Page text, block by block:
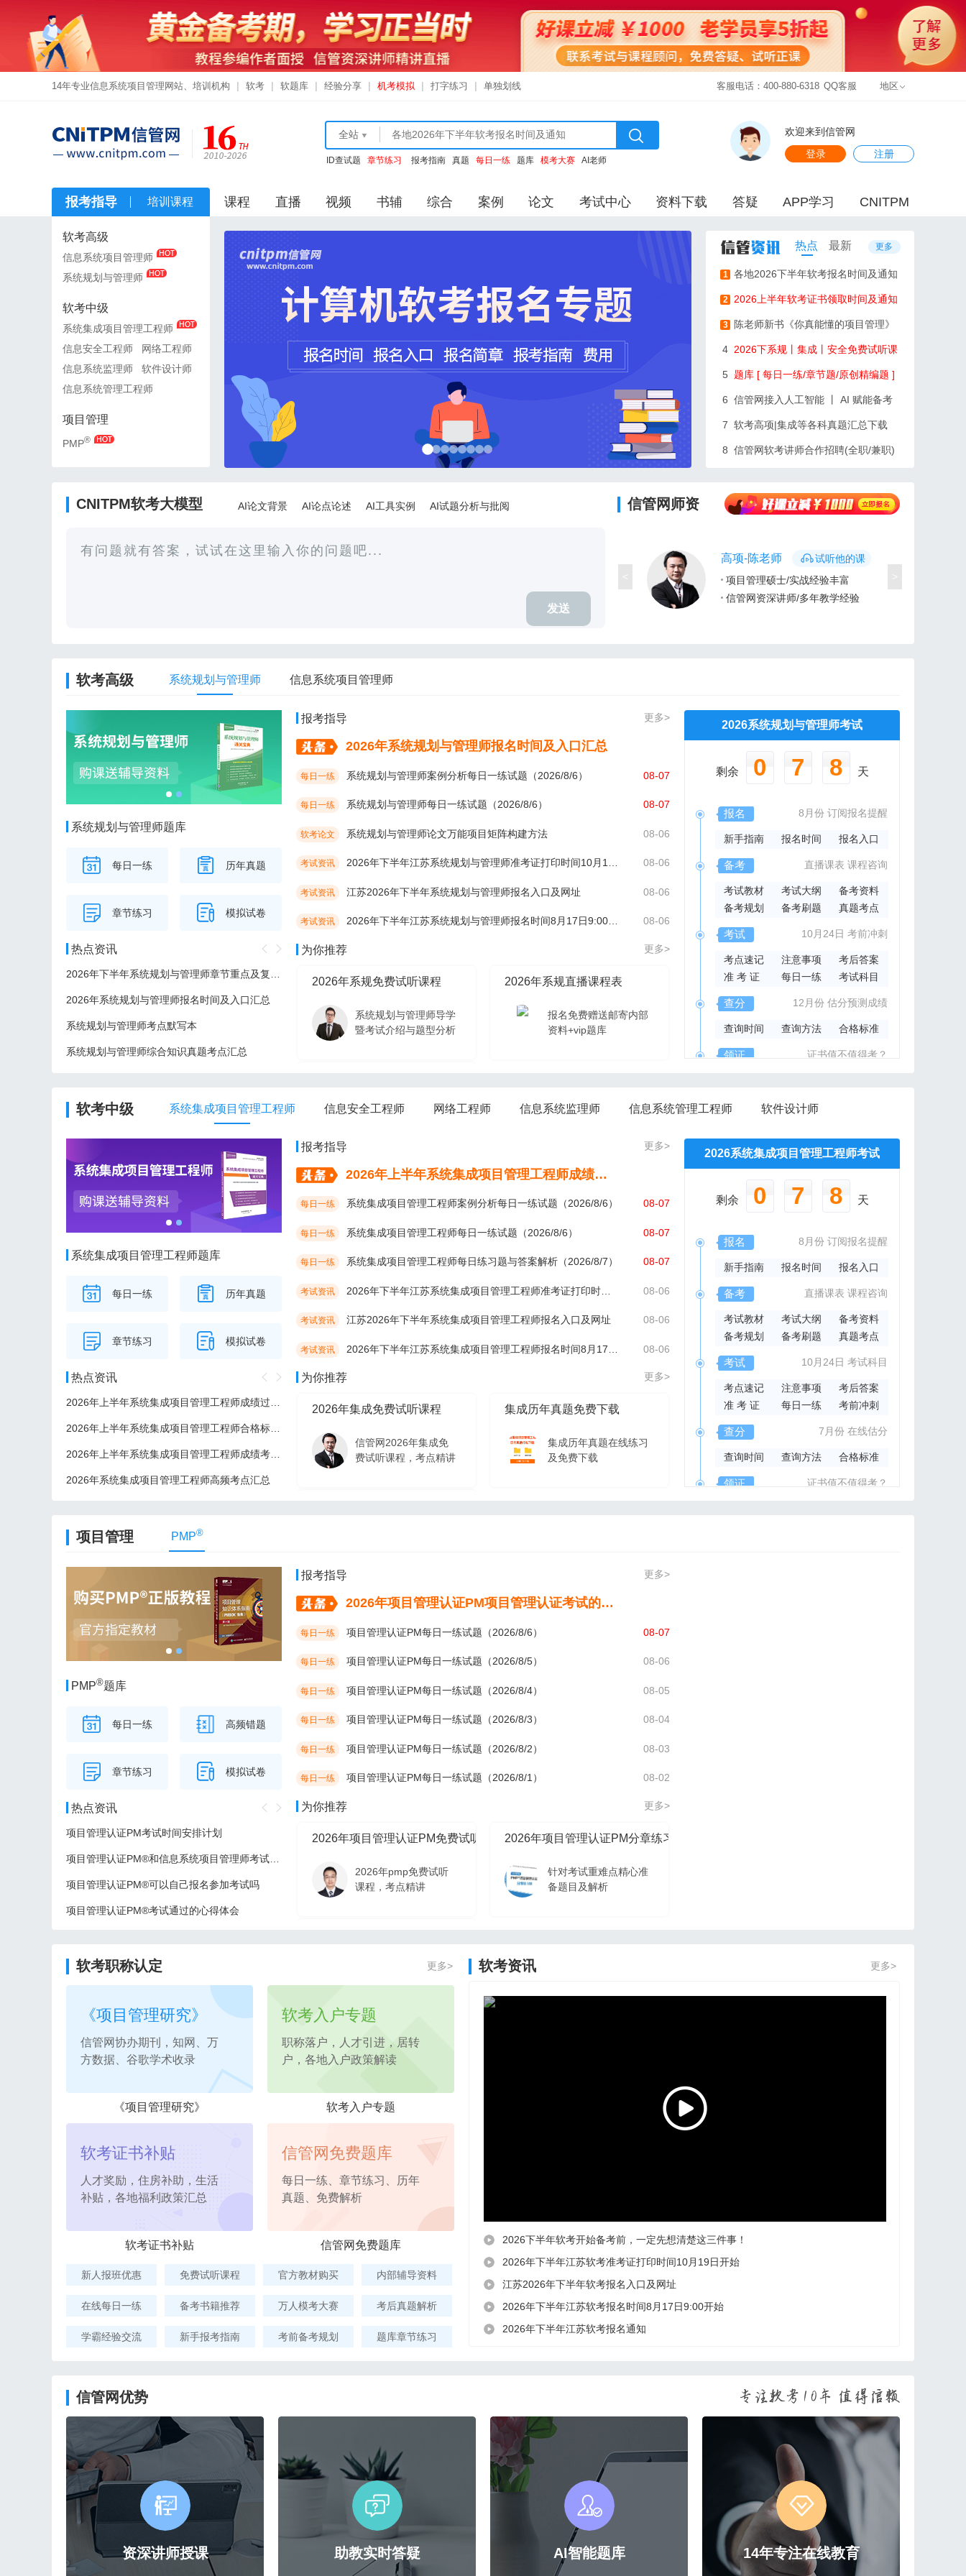
14年专业信息系统项目管理网站、培训机构 软考 软题库 经验分享 机考模拟 打字练习 单独划线 客服电话：400-880-6318 QQ客服 地区
全站
ID查试题 章节练习 报考指南 真题 每日一练 题库 模考大赛 AI老师
欢迎来到信管网
登录
注册
报考指导 培训课程 课程 直播 视频 书辅 综合 案例 论文 考试中心 资料下载 答疑 APP学习 CNITPM
软考高级
信息系统项目管理师
系统规划与管理师
软考中级
系统集成项目管理工程师
信息安全工程师
网络工程师
信息系统监理师
软件设计师
信息系统管理工程师
项目管理
PMP®
软考高级
信息系统项目管理师
网络工程师
软件设计师
信息系统管理工程师
项目管理
热点 最新 更多
1 各地2026下半年软考报名时间及通知
2 2026上半年软考证书领取时间及通知
3 陈老师新书《你真能懂的项目管理》
4 2026下系规丨集成丨安全免费试听课
5 题库 [ 每日一练/章节题/原创精编题 ]
6 信管网接入人工智能 丨 AI 赋能备考
7 软考高项|集成等各科真题汇总下载
8 信管网软考讲师合作招聘(全职/兼职)
CNITPM软考大模型 AI论文背景 AI论点论述 AI工具实例 AI试题分析与批阅 信管网师资
发送
信管网资深讲师/多年教学经验
网工-周老师
试听他的课
计算机网络工程师/实战经验丰富
信管网资深讲师/多年教学经验
< >
软考高级 系统规划与管理师 信息系统项目管理师
系统规划与管理师题库
每日一练 历年真题
章节练习 模拟试卷
热点资讯
2026年系统规划与管理师报名时间及入口汇总
系统规划与管理师考点默写本
系统规划与管理师综合知识真题考点汇总
报考指导 更多>
2026年系统规划与管理师报名时间及入口汇总
每日一练 系统规划与管理师案例分析每日一练试题（2026/8/6） 08-07
每日一练 系统规划与管理师每日一练试题（2026/8/6） 08-07
软考论文 系统规划与管理师论文万能项目矩阵构建方法 08-06
考试资讯 08-06
考试资讯 江苏2026年下半年系统规划与管理师报名入口及网址 08-06
考试资讯 08-06
为你推荐 更多>
2026年系规免费试听课程
系统规划与管理师导学
暨考试介绍与题型分析
2026年系规直播课程表
报名免费赠送邮寄内部
资料+vip题库
2026年系规内部辅导资料
报班免费邮寄辅导资料
信管网精心组编资料集
系统规划与管理师导学
2026系统规划与管理师考试
剩余 0 7 8 天
报名 8月份 订阅报名提醒
新手指南 报名时间 报名入口
备考 直播课表 课程咨询
考试教材 考试大纲
备考资料
备考规划
备考刷题 真题考点
考试 10月24日 考前冲刺
考点速记 注意事项
考后答案
准 考 证
每日一练 考试科目
查分 12月份 估分预测成绩
查询时间 查询方法 合格标准
领证 证书值不值得考？
软考中级 系统集成项目管理工程师 信息安全工程师 网络工程师 信息系统监理师 信息系统管理工程师 软件设计师
系统集成项目管理工程师题库
每日一练 历年真题
章节练习 模拟试卷
热点资讯
2026年系统集成项目管理工程师高频考点汇总
报考指导 更多>
2026年上半年系统集成项目管理工程师成绩考后多久公布？
每日一练 系统集成项目管理工程师案例分析每日一练试题（2026/8/6） 08-07
每日一练 系统集成项目管理工程师每日一练试题（2026/8/6） 08-07
每日一练 系统集成项目管理工程师每日练习题与答案解析（2026/8/7） 08-07
考试资讯 08-06
考试资讯 江苏2026年下半年系统集成项目管理工程师报名入口及网址 08-06
考试资讯 08-06
为你推荐 更多>
2026年集成免费试听课程
信管网2026年集成免
费试听课程，考点精讲
集成历年真题免费下载
集成历年真题在线练习
及免费下载
2026年集成官方指导书
2026系统集成项目管
理工程师官方指导教材
2026系统集成项目管理工程师考试
剩余 0 7 8 天
报名 8月份 订阅报名提醒
新手指南 报名时间 报名入口
备考 直播课表 课程咨询
考试教材 考试大纲
备考资料
备考规划
备考刷题 真题考点
考试 10月24日 考试科目
考点速记 注意事项
考后答案
准 考 证
每日一练 考前冲刺
查分 7月份 在线估分
查询时间 查询方法 合格标准
领证 证书值不值得考？
项目管理 PMP®
PMP®题库
每日一练 高频错题
章节练习 模拟试卷
热点资讯
项目管理认证PM考试时间安排计划
项目管理认证PM®和信息系统项目管理师考试的区别
项目管理认证PM®可以自己报名参加考试吗
项目管理认证PM®考试通过的心得体会
报考指导 更多>
2026年项目管理认证PM项目管理认证考试的流程（从报名到拿证）
每日一练 项目管理认证PM每日一练试题（2026/8/6） 08-07
每日一练 项目管理认证PM每日一练试题（2026/8/5） 08-06
每日一练 项目管理认证PM每日一练试题（2026/8/4） 08-05
每日一练 项目管理认证PM每日一练试题（2026/8/3） 08-04
每日一练 项目管理认证PM每日一练试题（2026/8/2） 08-03
每日一练 项目管理认证PM每日一练试题（2026/8/1） 08-02
为你推荐 更多>
2026年项目管理认证PM免费试听课程
2026年pmp免费试听
课程，考点精讲
2026年项目管理认证PM分章练习册
针对考试重难点精心准
备题目及解析
2026年pmp免费试听
课程，考点精讲
软考职称认定 更多>
《项目管理研究》
信管网协办期刊，知网、万
方数据、谷歌学术收录
《项目管理研究》
软考入户专题
职称落户，人才引进，居转
户，各地入户政策解读
软考入户专题
软考证书补贴
人才奖励，住房补助，生活
补贴，各地福利政策汇总
软考证书补贴
信管网免费题库
每日一练、章节练习、历年
真题、免费解析
信管网免费题库
新人报班优惠 免费试听课程 官方教材购买 内部辅导资料
在线每日一练 备考书籍推荐 万人模考大赛 考后真题解析
学霸经验交流 新手报考指南 考前备考规划 题库章节练习
软考资讯 更多>
2026下半年软考开始备考前，一定先想清楚这三件事！
2026年下半年江苏软考准考证打印时间10月19日开始
江苏2026年下半年软考报名入口及网址
2026年下半年江苏软考报名时间8月17日9:00开始
2026年下半年江苏软考报名通知
信管网优势
资深讲师授课 助教实时答疑 AI智能题库 14年专注在线教育